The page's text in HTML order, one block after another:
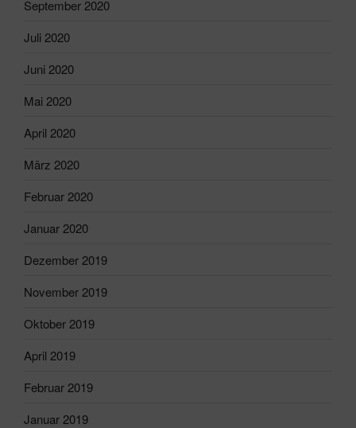
September 2020
Juli 2020
Juni 2020
Mai 2020
April 2020
März 2020
Februar 2020
Januar 2020
Dezember 2019
November 2019
Oktober 2019
April 2019
Februar 2019
Januar 2019